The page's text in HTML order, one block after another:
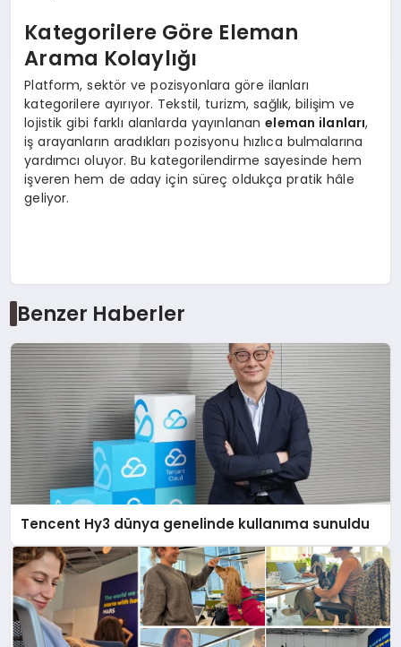
Kategorilere Göre Eleman
Arama Kolaylığı
Platform, sektör ve pozisyonlara göre ilanları
kategorilere ayırıyor. Tekstil, turizm, sağlık, bilişim ve
lojistik gibi farklı alanlarda yayınlananeleman ilanları,
iş arayanların aradıkları pozisyonu hızlıca bulmalarına
yardımcı oluyor. Bu kategorilendirme sayesinde hem
işveren hem de aday için süreç oldukça pratik hâle
geliyor.
Benzer Haberler
Tencent Hy3 dünya genelinde kullanıma sunuldu